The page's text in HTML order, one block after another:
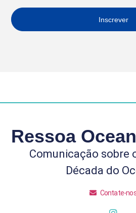
Inscrever
Ressoa
Comunicação sobre
Década do
Contate-